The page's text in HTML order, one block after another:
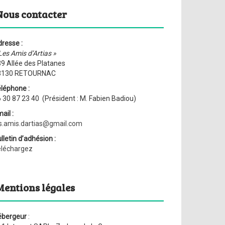
contacter
:
Amis d’Artias »
Allée des Platanes
RETOURNAC
:
30 87 23 40 (Président : M. Fabien Badiou)
:
d’adhésion :
légales
: